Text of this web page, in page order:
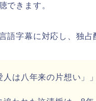
できます。
語字幕に対応し、独
人は八年来の片想い」